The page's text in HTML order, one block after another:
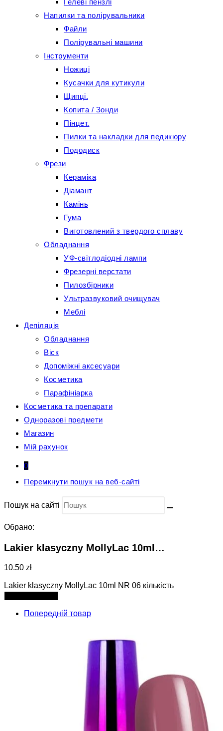
Гелеві пензлі
Напилки та полірувальники
Файли
Полірувальні машини
Інструменти
Ножиці
Кусачки для кутикули
Щипці.
Копита / Зонди
Пінцет.
Пилки та накладки для педикюру
Пододиск
Фрези
Кераміка
Діамант
Камінь
Гума
Виготовлений з твердого сплаву
Обладнання
УФ-світлодіодні лампи
Фрезерні верстати
Пилозбірники
Ультразвуковий очищувач
Меблі
Депіляція
Обладнання
Віск
Допоміжні аксесуари
Косметика
Парафініарка
Косметика та препарати
Одноразові предмети
Магазин
Мій рахунок
0
Перемкнути пошук на веб-сайті
Пошук на сайті
Обрано:
Lakier klasyczny MollyLac 10ml…
10.50 zł
Lakier klasyczny MollyLac 10ml NR 06 кількість
Попередній товар